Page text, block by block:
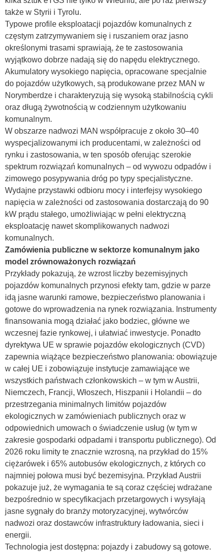
także w Styrii i Tyrolu.
Typowe profile eksploatacji pojazdów komunalnych z
częstym zatrzymywaniem się i ruszaniem oraz jasno
określonymi trasami sprawiają, że te zastosowania
wyjątkowo dobrze nadają się do napędu elektrycznego.
Akumulatory wysokiego napięcia, opracowane specjalnie
do pojazdów użytkowych, są produkowane przez MAN w
Norymberdze i charakteryzują się wysoką stabilnością cykli
oraz długą żywotnością w codziennym użytkowaniu
komunalnym.
W obszarze nadwozi MAN współpracuje z około 30–40
wyspecjalizowanymi ich producentami, w zależności od
rynku i zastosowania, w ten sposób oferując szerokie
spektrum rozwiązań komunalnych – od wywozu odpadów i
zimowego posypywania dróg po typy specjalistyczne.
Wydajne przystawki odbioru mocy i interfejsy wysokiego
napięcia w zależności od zastosowania dostarczają do 90
kW prądu stałego, umożliwiając w pełni elektryczną
eksploatację nawet skomplikowanych nadwozi
komunalnych.
Zamówienia publiczne w sektorze komunalnym jako
model zrównoważonych rozwiązań
Przykłady pokazują, że wzrost liczby bezemisyjnych
pojazdów komunalnych przynosi efekty tam, gdzie w parze
idą jasne warunki ramowe, bezpieczeństwo planowania i
gotowe do wprowadzenia na rynek rozwiązania. Instrumenty
finansowania mogą działać jako bodziec, główne we
wczesnej fazie rynkowej, i ułatwiać inwestycje. Ponadto
dyrektywa UE w sprawie pojazdów ekologicznych (CVD)
zapewnia wiążące bezpieczeństwo planowania: obowiązuje
w całej UE i zobowiązuje instytucje zamawiające we
wszystkich państwach członkowskich – w tym w Austrii,
Niemczech, Francji, Włoszech, Hiszpanii i Holandii – do
przestrzegania minimalnych limitów pojazdów
ekologicznych w zamówieniach publicznych oraz w
odpowiednich umowach o świadczenie usług (w tym w
zakresie gospodarki odpadami i transportu publicznego). Od
2026 roku limity te znacznie wzrosną, na przykład do 15%
ciężarówek i 65% autobusów ekologicznych, z których co
najmniej połowa musi być bezemisyjna. Przykład Austrii
pokazuje już, że wymagania te są coraz częściej wdrażane
bezpośrednio w specyfikacjach przetargowych i wysyłają
jasne sygnały do branży motoryzacyjnej, wytwórców
nadwozi oraz dostawców infrastruktury ładowania, sieci i
energii.
Technologia jest dostępna: pojazdy i zabudowy są gotowe.